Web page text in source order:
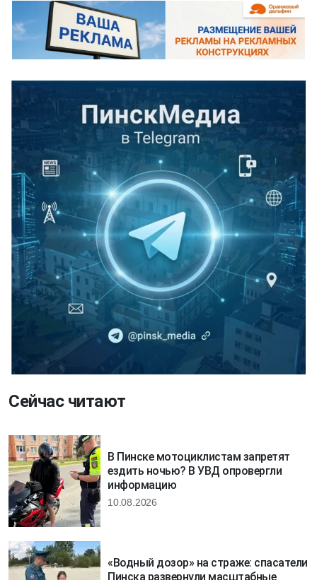
Сейчас читают
В Пинске мотоциклистам запретят
ездить ночью? В УВД опровергли
информацию
10.08.2026
«Водный дозор» на страже: спасатели
Пинска развернули масштабные